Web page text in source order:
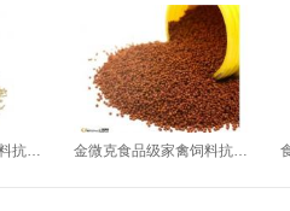
金微克食品级宠物饲料抗氧化剂（Ⅵ型） 金微克食品级家禽饲料抗氧化剂（Ⅳ型）